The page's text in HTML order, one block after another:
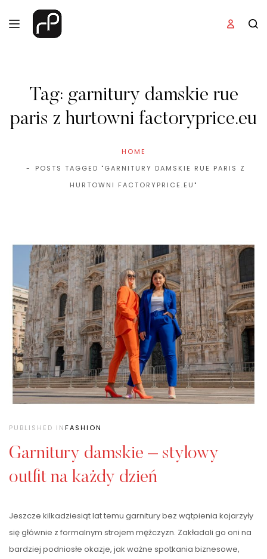
Tag: garnitury damskie rue
paris z hurtowni factoryprice.eu
HOME
POSTS TAGGED "GARNITURY DAMSKIE RUE PARIS Z
HURTOWNI FACTORYPRICE.EU"
PUBLISHED INFASHION
Garnitury damskie – stylowy
outfit na każdy dzień
Jeszcze kilkadziesiąt lat temu garnitury bez wątpienia kojarzyły
się głównie z formalnym strojem mężczyzn. Zakładali go oni na
bardziej podniosłe okazje, jak ważne spotkania biznesowe,